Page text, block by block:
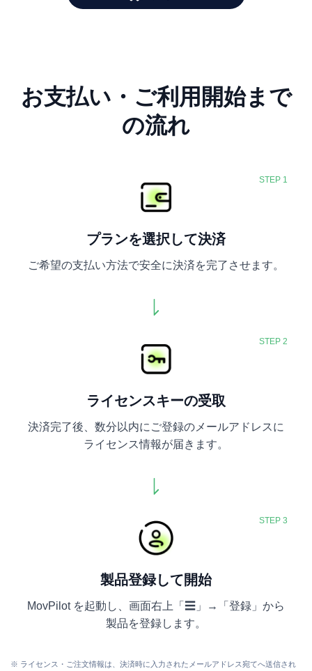
お支払い・ご利用開始まで
の流れ
STEP 1
プランを選択して決済
ご希望の支払い方法で安全に決済を完了させます。
STEP 2
ライセンスキーの受取
決済完了後、数分以内にご登録のメールアドレスに
ライセンス情報が届きます。
STEP 3
製品登録して開始
MovPilot を起動し、画面右上「☰」→「登録」から
製品を登録します。
※ ライセンス・ご注文情報は、決済時に入力されたメールアドレス宛てへ送信され